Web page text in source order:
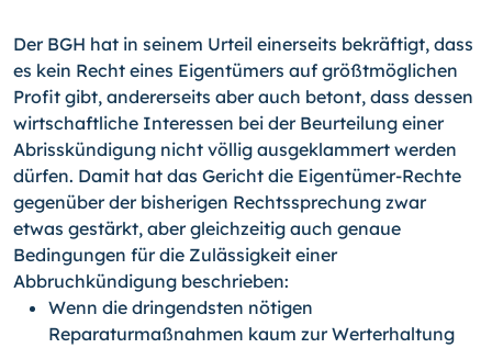
Der BGH hat in seinem Urteil einerseits bekräftigt, dass
es kein Recht eines Eigentümers auf größtmöglichen
Profit gibt, andererseits aber auch betont, dass dessen
wirtschaftliche Interessen bei der Beurteilung einer
Abrisskündigung nicht völlig ausgeklammert werden
dürfen. Damit hat das Gericht die Eigentümer-Rechte
gegenüber der bisherigen Rechtssprechung zwar
etwas gestärkt, aber gleichzeitig auch genaue
Bedingungen für die Zulässigkeit einer
Abbruchkündigung beschrieben:
Wenn die dringendsten nötigen
Reparaturmaßnahmen kaum zur Werterhaltung